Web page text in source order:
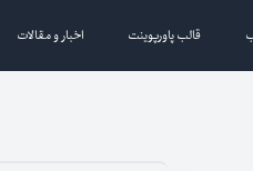
قالب پاورپوینت اخبار و مقالات